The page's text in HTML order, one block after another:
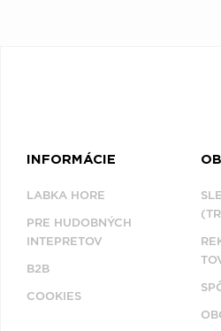
INFORMÁCIE
LABKA HORE
PRE HUDOBNÝCH
INTEPRETOV
B2B
COOKIES